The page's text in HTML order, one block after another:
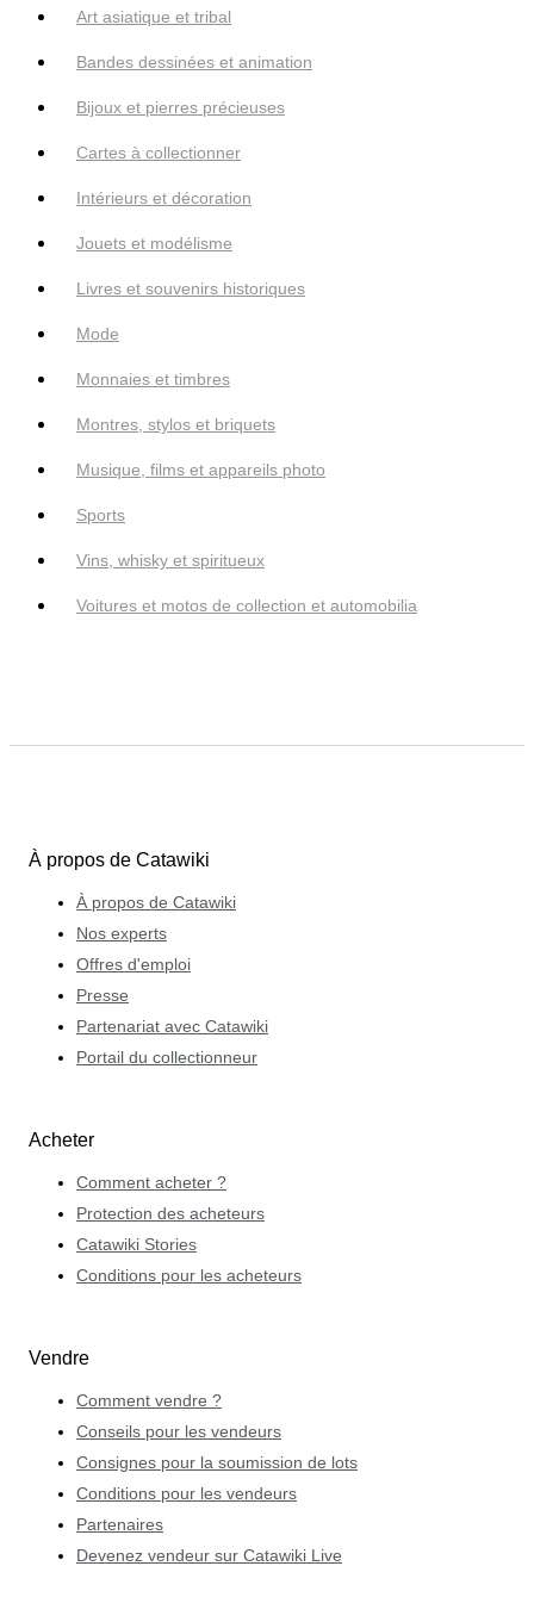
Art asiatique et tribal
Bandes dessinées et animation
Bijoux et pierres précieuses
Cartes à collectionner
Intérieurs et décoration
Jouets et modélisme
Livres et souvenirs historiques
Mode
Monnaies et timbres
Montres, stylos et briquets
Musique, films et appareils photo
Sports
Vins, whisky et spiritueux
Voitures et motos de collection et automobilia
À propos de Catawiki
À propos de Catawiki
Nos experts
Offres d'emploi
Presse
Partenariat avec Catawiki
Portail du collectionneur
Acheter
Comment acheter ?
Protection des acheteurs
Catawiki Stories
Conditions pour les acheteurs
Vendre
Comment vendre ?
Conseils pour les vendeurs
Consignes pour la soumission de lots
Conditions pour les vendeurs
Partenaires
Devenez vendeur sur Catawiki Live